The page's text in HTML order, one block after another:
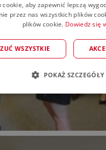
aby zapewnić lepszą
przez nas wszystkich plików
plików cookie. Dowiedz się
WSZYSTKIE
POKAŻ SZCZEGÓŁY